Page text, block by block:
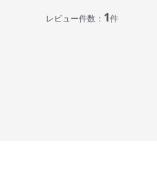
レビュー件数： 1件